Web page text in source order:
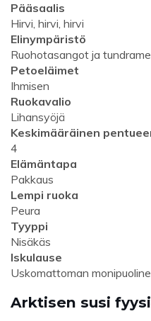
Pääsaalis
Hirvi, hirvi, hirvi
Elinympäristö
Ruohotasangot ja
Petoeläimet
Ihmisen
Ruokavalio
Lihansyöjä
Keskimääräinen
4
Elämäntapa
Pakkaus
Lempi ruoka
Peura
Tyyppi
Nisäkäs
Iskulause
Uskomattoman
Arktisen susi